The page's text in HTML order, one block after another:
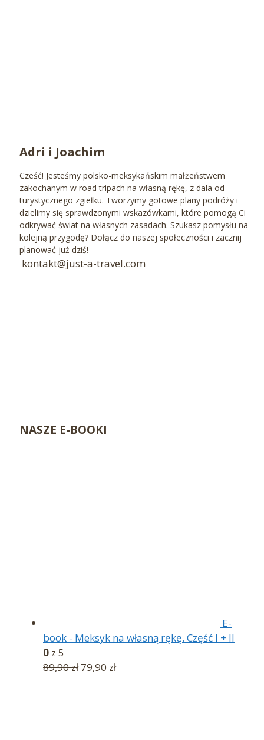
Adri i Joachim
Cześć! Jesteśmy polsko-meksykańskim małżeństwem
zakochanym w road tripach na własną rękę, z dala od
turystycznego zgiełku. Tworzymy gotowe plany podróży i
dzielimy się sprawdzonymi wskazówkami, które pomogą Ci
odkrywać świat na własnych zasadach. Szukasz pomysłu na
kolejną przygodę? Dołącz do naszej społeczności i zacznij
planować już dziś!
kontakt@just-a-travel.com
NASZE E-BOOKI
E-
book - Meksyk na własną rękę. Część I + II
0 z 5
89,90zł Pierwotna
79,90 złAktualna